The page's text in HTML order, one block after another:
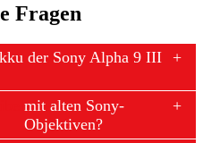
Fragen
der Sony Alpha 9 III
mit alten Sony-
Objektiven?